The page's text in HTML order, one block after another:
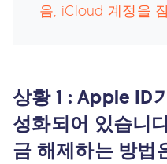
음, iCloud 계정을
상황 1 : Apple ID
성화되어 있습니
금 해제하는 방법